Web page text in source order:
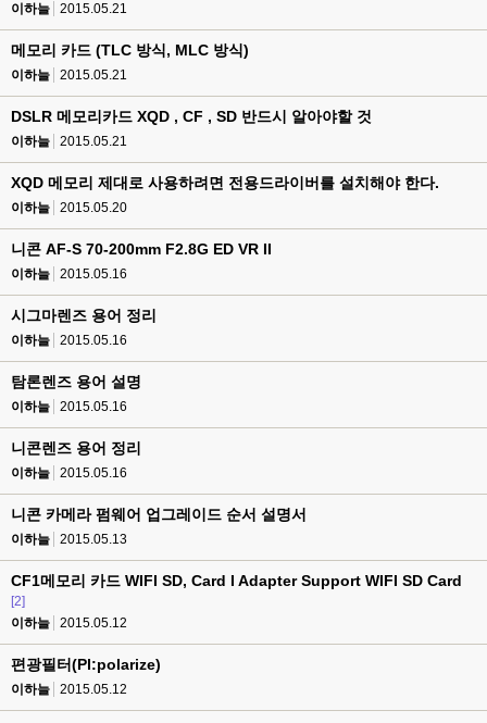
이하늘 2015.05.21
메모리 카드 (TLC 방식, MLC 방식)
이하늘 2015.05.21
DSLR 메모리카드 XQD , CF , SD 반드시 알아야할 것
이하늘 2015.05.21
XQD 메모리 제대로 사용하려면 전용드라이버를 설치해야 한다.
이하늘 2015.05.20
니콘 AF-S 70-200mm F2.8G ED VR II
이하늘 2015.05.16
시그마렌즈 용어 정리
이하늘 2015.05.16
탐론렌즈 용어 설명
이하늘 2015.05.16
니콘렌즈 용어 정리
이하늘 2015.05.16
니콘 카메라 펌웨어 업그레이드 순서 설명서
이하늘 2015.05.13
CF1메모리 카드 WIFI SD, Card I Adapter Support WIFI SD Card
[2]
이하늘
2015.05.12
편광필터(Pl:polarize)
이하늘 2015.05.12